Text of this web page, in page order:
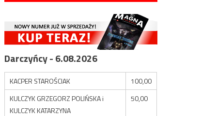
Darczyńcy - 6.08.2026
KACPER STAROŚCIAK
100,00
KULCZYK GRZEGORZ POLIŃSKA i
KULCZYK KATARZYNA
50,00